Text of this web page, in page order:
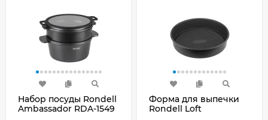
Набор посуды Rondell
Ambassador RDA-1549
Форма для выпечки
Rondell Loft